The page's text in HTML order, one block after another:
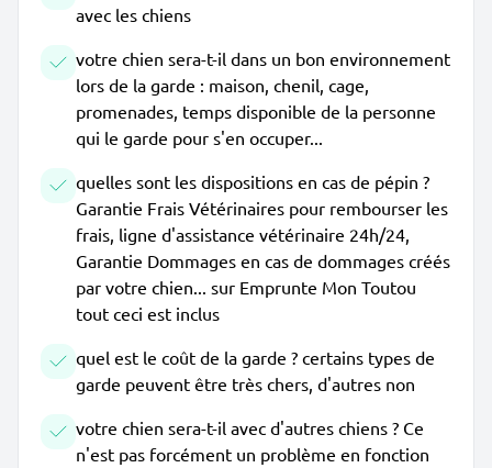
avec les chiens
votre chien sera-t-il dans un bon environnement
lors de la garde : maison, chenil, cage,
promenades, temps disponible de la personne
qui le garde pour s'en occuper...
quelles sont les dispositions en cas de pépin ?
Garantie Frais Vétérinaires pour rembourser les
frais, ligne d'assistance vétérinaire 24h/24,
Garantie Dommages en cas de dommages créés
par votre chien... sur Emprunte Mon Toutou
tout ceci est inclus
quel est le coût de la garde ? certains types de
garde peuvent être très chers, d'autres non
votre chien sera-t-il avec d'autres chiens ? Ce
n'est pas forcément un problème en fonction